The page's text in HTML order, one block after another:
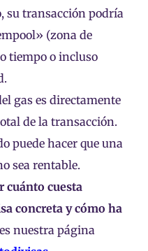
su transacción podría
(zona de
tiempo o incluso
gas es directamente
de la transacción.
puede hacer que una
sea rentable.
cuánto cuesta
concreta y cómo ha
nuestra página